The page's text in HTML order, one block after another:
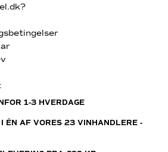
1-3 HVERDAGE
ÉN AF VORES 23 VINHANDLERE -